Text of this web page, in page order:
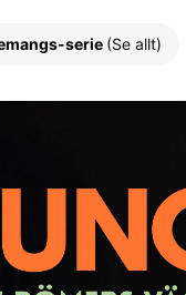
serie (Se allt)